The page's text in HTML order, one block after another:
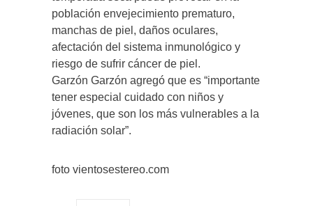
población envejecimiento prematuro,
manchas de piel, daños oculares,
afectación del sistema inmunológico y
riesgo de sufrir cáncer de piel.
Garzón Garzón agregó que es “importante
tener especial cuidado con niños y
jóvenes, que son los más vulnerables a la
radiación solar”.
foto vientosestereo.com